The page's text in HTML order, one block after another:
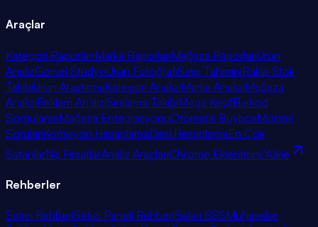
Araçlar
Kategori RaporlarıMarka RaporlarıMağaza RaporlarıÜrün
AnalizGörsel StüdyoÜrün FotoğrafıSatış TahminiRakip Stok
TakibiÜrün AraştırmaKategori AnaliziMarka AnaliziMağaza
AnaliziReklam AnaliziSıralama TakibiMega KeşifBarkod
SorgulamaMağaza EntegrasyonuOtomatik BuyboxMüşteri
SorularıKomisyon HesaplamaDesi HesaplamaEn Çok
SatanlarNiş FırsatlarAnaliz AraçlarıChrome Eklentisini Yükle
Rehberler
Satıcı RehberiSatıcı Paneli RehberiSatıcı SSSMuhasebe